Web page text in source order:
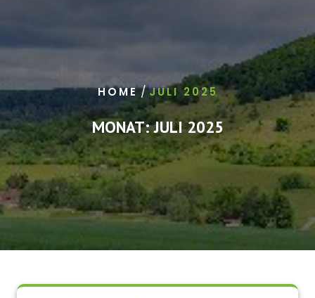
HOME/JULI 2025
MONAT:JULI 2025